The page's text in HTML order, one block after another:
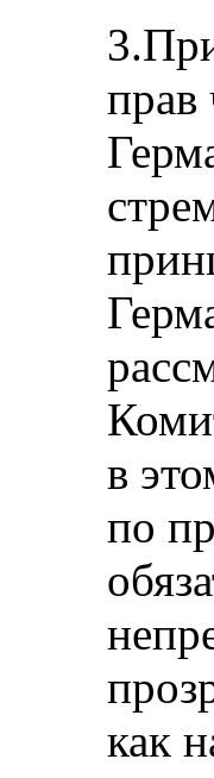
прав
в
по
как